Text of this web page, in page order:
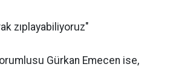
zıplayabiliyoruz"
Gürkan Emecen ise,